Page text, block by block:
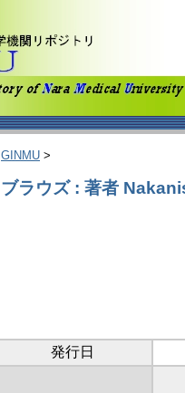
GINMU >
ブラウズ : 著者
発行日